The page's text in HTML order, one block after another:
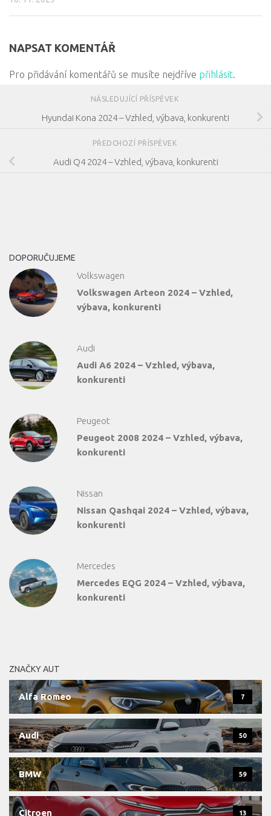
NAPSAT KOMENTÁŘ
Pro přidávání komentářů se musíte nejdříve přihlásit.
NÁSLEDUJÍCÍ PŘÍSPĚVEK
Hyundai Kona 2024 – Vzhled, výbava, konkurenti
PŘEDCHOZÍ PŘÍSPĚVEK
Audi Q4 2024 – Vzhled, výbava, konkurenti
DOPORUČUJEME
Volkswagen
Volkswagen Arteon 2024 – Vzhled,
výbava, konkurenti
Audi
Audi A6 2024 – Vzhled, výbava,
konkurenti
Peugeot
Peugeot 2008 2024 – Vzhled, výbava,
konkurenti
Nissan
Nissan Qashqai 2024 – Vzhled, výbava,
konkurenti
Mercedes
Mercedes EQG 2024 – Vzhled, výbava,
konkurenti
ZNAČKY AUT
Alfa Romeo 7
Audi 50
BMW 59
Citroen 13